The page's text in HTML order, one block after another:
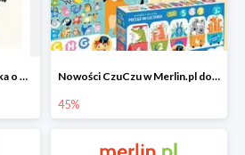
Jesteś ważny, Pinku! Książka o poczuciu własnej wartości Nowości CzuCzu w Merlin.pl do -45%
45%